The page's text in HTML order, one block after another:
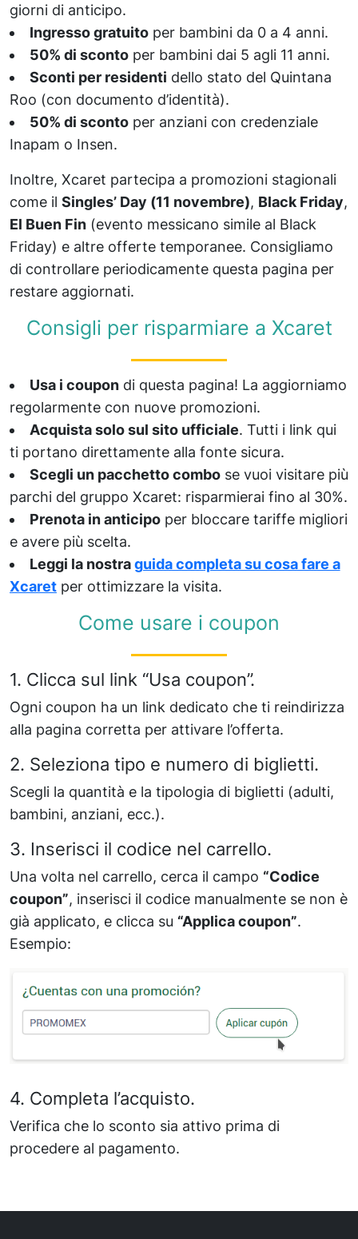
giorni di anticipo.
Ingresso gratuitoper bambini da 0 a 4 anni.
50% di scontoper bambini dai 5 agli 11 anni.
Sconti per residenti dello stato del Quintana
Roo (con documento d’identità).
50% di scontoper anziani con credenziale
Inapam o Insen.
Inoltre, Xcaret partecipa a promozioni stagionali
come il Singles’ Day (11 novembre), Black Friday,
El Buen Fin (evento messicano simile al Black
Friday) e altre offerte temporanee. Consigliamo
di controllare periodicamente questa pagina per
restare aggiornati.
Consigli per risparmiare a Xcaret
Usa i coupondi questa pagina! La aggiorniamo
regolarmente con nuove promozioni.
Acquista solo sul sito ufficiale. Tutti i link qui
ti portano direttamente alla fonte sicura.
Scegli un pacchetto combose vuoi visitare più
parchi del gruppo Xcaret: risparmierai fino al 30%.
Prenota in anticipoper bloccare tariffe migliori
e avere più scelta.
Leggi la nostraguida completa su cosa fare a
Xcaret per ottimizzare la visita.
Come usare i coupon
1. Clicca sul link “Usa coupon”.
Ogni coupon ha un link dedicato che ti reindirizza
alla pagina corretta per attivare l’offerta.
2. Seleziona tipo e numero di biglietti.
Scegli la quantità e la tipologia di biglietti (adulti,
bambini, anziani, ecc.).
3. Inserisci il codice nel carrello.
Una volta nel carrello, cerca il campo “Codice
coupon”, inserisci il codice manualmente se non è
già applicato, e clicca su “Applica coupon”.
Esempio:
4. Completa l’acquisto.
Verifica che lo sconto sia attivo prima di
procedere al pagamento.